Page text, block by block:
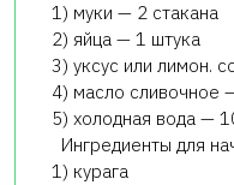
1) муки — 2 стакана
2) яйца — 1 штука
3) уксус или лимон.
4) масло сливочное
5) холодная вода —
Ингредиенты для
1) курага